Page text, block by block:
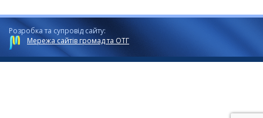
Розробка та супровід сайту:
Мережа сайтів громад та ОТГ